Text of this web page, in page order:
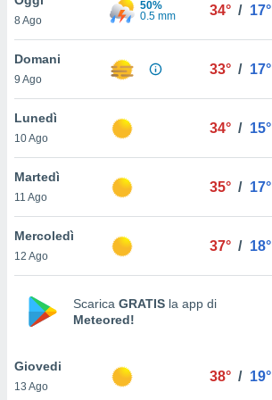
è
al sito
di
ci
di
il
un
la
nella
8 Ago
50%
0.5 mm
34° / 17°
Domani
9 Ago
33° / 17°
Lunedì
10 Ago
34° / 15°
Martedì
11 Ago
35° / 17°
Mercoledì
12 Ago
37° / 18°
Scarica GRATIS la app di
Meteored!
Giovedi
13 Ago
38° / 19°